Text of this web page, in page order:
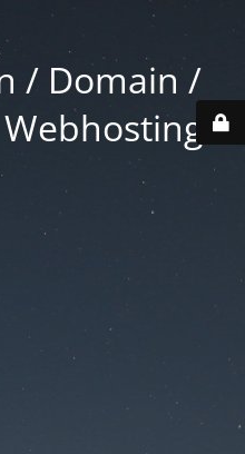
/ Domain /